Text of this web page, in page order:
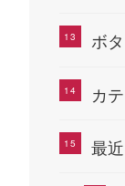
ボ
カ
最